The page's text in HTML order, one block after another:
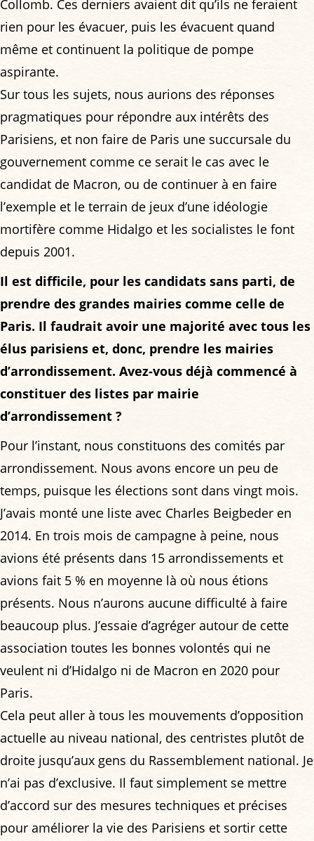
Collomb. Ces derniers avaient dit qu’ils ne feraient
rien pour les évacuer, puis les évacuent quand
même et continuent la politique de pompe
aspirante.
Sur tous les sujets, nous aurions des réponses
pragmatiques pour répondre aux intérêts des
Parisiens, et non faire de Paris une succursale du
gouvernement comme ce serait le cas avec le
candidat de Macron, ou de continuer à en faire
l’exemple et le terrain de jeux d’une idéologie
mortifère comme Hidalgo et les socialistes le font
depuis 2001.
Il est difficile, pour les candidats sans parti, de
prendre des grandes mairies comme celle de
Paris. Il faudrait avoir une majorité avec tous les
élus parisiens et, donc, prendre les mairies
d’arrondissement. Avez-vous déjà commencé à
constituer des listes par mairie
d’arrondissement ?
Pour l’instant, nous constituons des comités par
arrondissement. Nous avons encore un peu de
temps, puisque les élections sont dans vingt mois.
J’avais monté une liste avec Charles Beigbeder en
2014. En trois mois de campagne à peine, nous
avions été présents dans 15 arrondissements et
avions fait 5 % en moyenne là où nous étions
présents. Nous n’aurons aucune difficulté à faire
beaucoup plus. J’essaie d’agréger autour de cette
association toutes les bonnes volontés qui ne
veulent ni d’Hidalgo ni de Macron en 2020 pour
Paris.
Cela peut aller à tous les mouvements d’opposition
actuelle au niveau national, des centristes plutôt de
droite jusqu’aux gens du Rassemblement national. Je
n’ai pas d’exclusive. Il faut simplement se mettre
d’accord sur des mesures techniques et précises
pour améliorer la vie des Parisiens et sortir cette